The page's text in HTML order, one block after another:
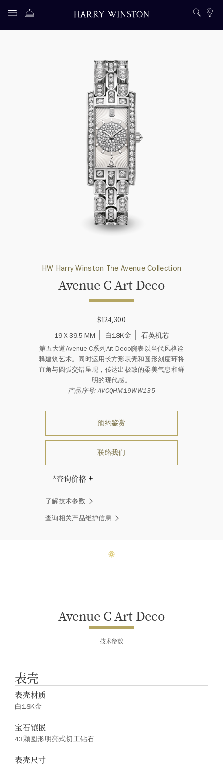
HW Harry Winston The Avenue Collection
Avenue C Art Deco
$124,300
19 X 39.5 MM
白18K金 石英机芯
第五大道Avenue C系列Art Deco腕表以当代风格诠
释建筑艺术。同时运用长方形表壳和圆形刻度环将
直角与圆弧交错呈现，传达出极致的柔美气息和鲜
明的现代感。
产品序号: AVCQHM19WW135
预约鉴赏
联络我们
*查询价格
有两颗相同的钻石。” 海瑞温斯顿的
每一件高级珠宝作品也是如此：每个
宝石皆与众不同而采用独特镶嵌方
了解技术参数
查询相关产品维护信息
Avenue C Art Deco
技术参数
表壳
表壳材质
白18K金
宝石镶嵌
43颗圆形明亮式切工钻石
表壳尺寸